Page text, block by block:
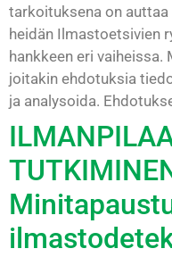
tarkoituksena on
heidän Ilmastoetsivien
hankkeen eri
joitakin ehdotuksia
ja analysoida.